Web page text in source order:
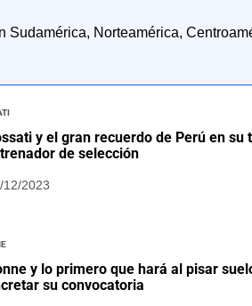
Sudamérica, Norteamérica,
y el gran recuerdo de Perú en su
de selección
12/2023
y lo primero que hará al pisar
su convocatoria